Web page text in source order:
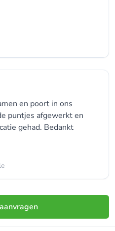
en poort in ons
puntjes afgewerkt en
gehad. Bedankt